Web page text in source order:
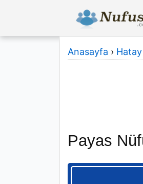
Anasayfa ›
Payas